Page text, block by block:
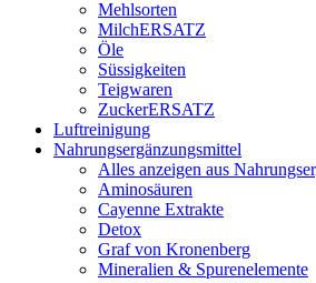
Mehlsorten
MilchERSATZ
Öle
Süssigkeiten
Teigwaren
ZuckerERSATZ
Luftreinigung
Nahrungsergänzungsmittel
Alles anzeigen aus
Aminosäuren
Cayenne Extrakte
Detox
Graf von Kronenberg
Mineralien & Spurenelemente